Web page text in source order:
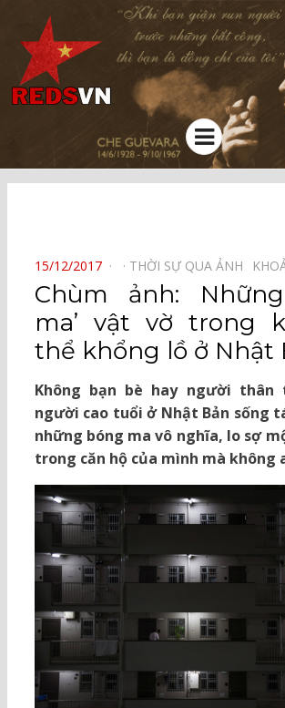
Kênh chia sẻ tri thức cộng đồng
Menu
POSTED
ON
15/12/2017 THỜI SỰ QUA ẢNH⠀
Chùm ảnh:
ma’ vật vờ trong
thể khổng lồ ở Nhật
Không bạn bè hay người thân
người cao tuổi ở Nhật Bản sống
những bóng ma vô nghĩa, lo sợ
trong căn hộ của mình mà không